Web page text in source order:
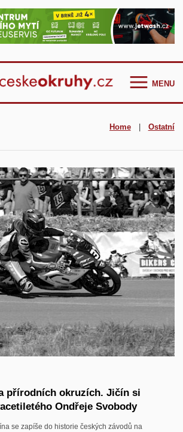
MENU
Home | Ostatní
přírodních okruzích. Jičín si
Ondřeje Svobody
se zapíše do historie českých závodů na